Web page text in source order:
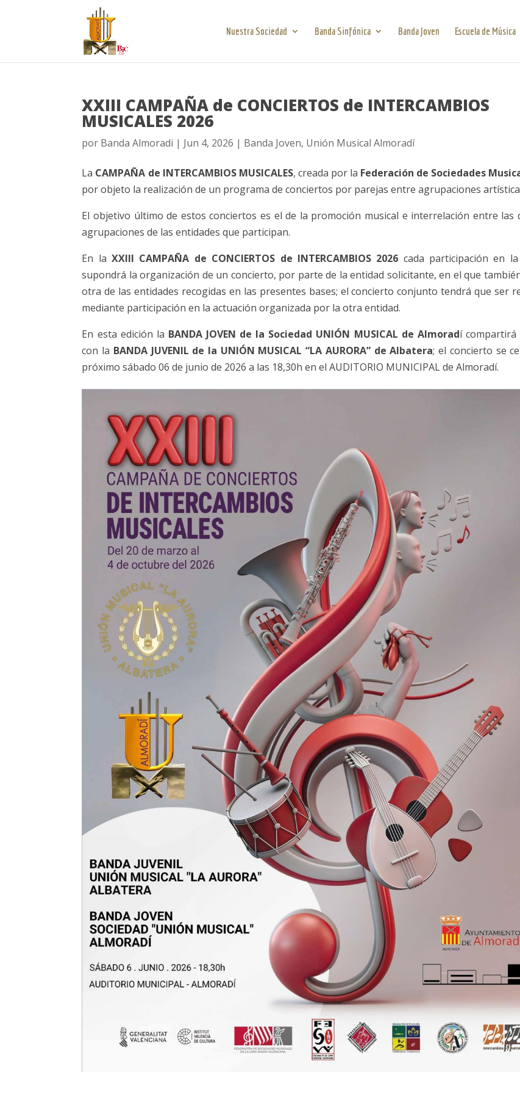
Nuestra Sociedad Banda Sinfónica Banda Joven Escuela de Música
XXIII CAMPAÑA de CONCIERTOS de INTERCAMBIOS
MUSICALES 2026
por Banda Almoradi | Jun 4, 2026 | Banda Joven, Unión Musical Almoradí
La CAMPAÑA de INTERCAMBIOS MUSICALES, creada por la Federación de Sociedades
por objeto la realización de un programa de conciertos por parejas entre agrupaciones
El objetivo último de estos conciertos es el de la promoción musical e interrelación entre las
agrupaciones de las entidades que participan.
En laXXIII CAMPAÑA de CONCIERTOS de INTERCAMBIOS 2026 cada participación en la
supondrá la organización de un concierto, por parte de la entidad solicitante, en el que
otra de las entidades recogidas en las presentes bases; el concierto conjunto tendrá que ser
mediante participación en la actuación organizada por la otra entidad.
En esta edición la BANDA JOVEN de la Sociedad UNIÓN MUSICAL de Almoradí compartirá
con la BANDA JUVENIL de la UNIÓN MUSICAL “LA AURORA” de Albatera; el concierto se
próximo sábado 06 de junio de 2026 a las 18,30h en el AUDITORIO MUNICIPAL de Almoradí.